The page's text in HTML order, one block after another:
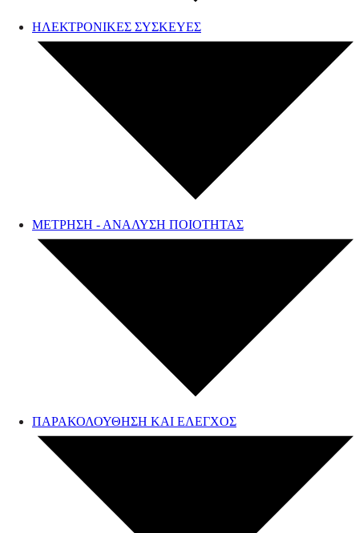
ΗΛΕΚΤΡΟΝΙΚΕΣ ΣΥΣΚΕΥΕΣ
ΜΕΤΡΗΣΗ - ΑΝΑΛΥΣΗ ΠΟΙΟΤΗΤΑΣ
ΠΑΡΑΚΟΛΟΥΘΗΣΗ ΚΑΙ ΕΛΕΓΧΟΣ